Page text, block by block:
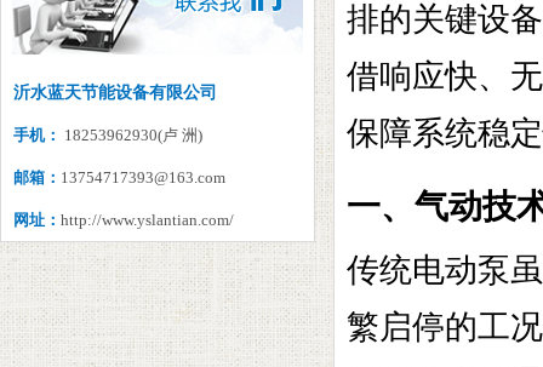
沂水蓝天节能设备有限公司
手机： 18253962930(卢 洲)
邮箱： 13754717393@163.com
网址： http://www.yslantian.com/
排的关键设
借响应快、
保障系统稳
一、气动技
传统电动泵
繁启停的工